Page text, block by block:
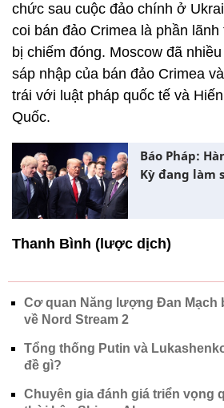
chức sau cuộc đảo chính ở
coi bán đảo Crimea là phần
bị chiếm đóng. Moscow đã
sáp nhập của bán đảo Crimea
trái với luật pháp quốc tế và
Quốc.
Báo Pháp:
Kỳ đang làm
Thanh Bình (lược dịch)
Cơ quan Năng lượng Đan Mạch
về Nord Stream 2
Tổng thống Putin và
đề gì?
Chuyên gia đánh giá triển vọng